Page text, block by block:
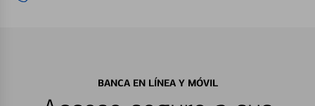
BANCA EN LÍNEA Y MÓVIL